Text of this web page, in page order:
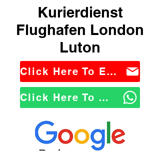
Kurierdienst
Flughafen London
Luton
Click Here To Email Us
Click Here To WhatsApp Us